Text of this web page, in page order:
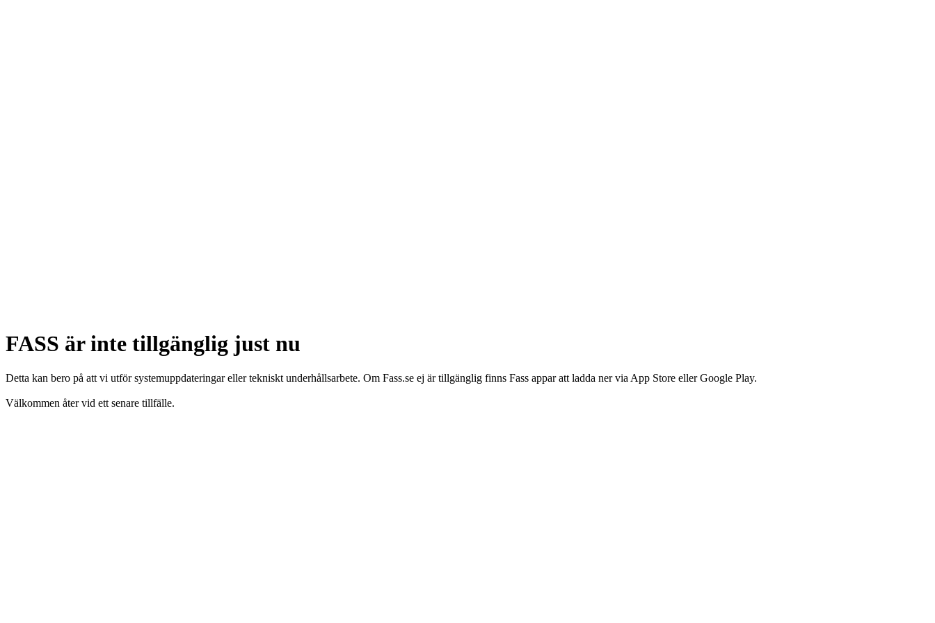
FASS är inte tillgänglig just nu
Detta kan bero på att vi utför systemuppdateringar eller tekniskt underhållsarbete. Om Fass.se ej är tillgänglig finns Fass appar att ladda ner via App Store eller Google Play.
Välkommen åter vid ett senare tillfälle.